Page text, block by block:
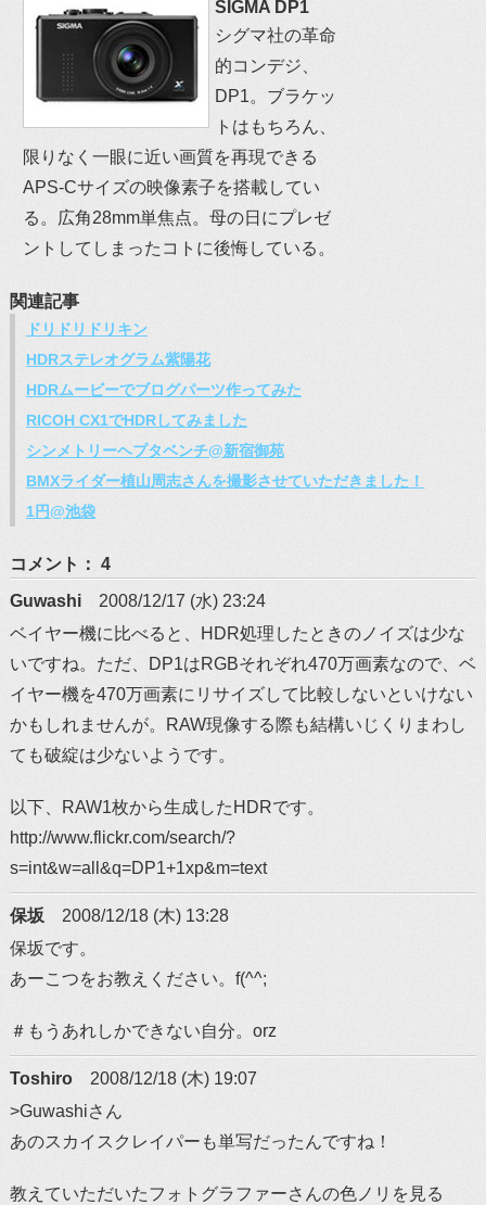
SIGMA DP1
シグマ社の革命
的コンデジ、
DP1。ブラケッ
トはもちろん、
限りなく一眼に近い画質を再現できる
APS-Cサイズの映像素子を搭載してい
る。広角28mm単焦点。母の日にプレゼ
ントしてしまったコトに後悔している。
関連記事
ドリドリドリキン
HDRステレオグラム紫陽花
HDRムービーでブログパーツ作ってみた
RICOH CX1でHDRしてみました
シンメトリーヘプタベンチ@新宿御苑
BMXライダー植山周志さんを撮影させていただきました！
1円@池袋
コメント： 4
Guwashi 2008/12/17 (水) 23:24
ベイヤー機に比べると、HDR処理したときのノイズは少な
いですね。ただ、DP1はRGBそれぞれ470万画素なので、ベ
イヤー機を470万画素にリサイズして比較しないといけない
かもしれませんが。RAW現像する際も結構いじくりまわし
ても破綻は少ないようです。
以下、RAW1枚から生成したHDRです。
http://www.flickr.com/search/?
s=int&w=all&q=DP1+1xp&m=text
保坂 2008/12/18 (木) 13:28
保坂です。
あーこつをお教えください。f(^^;
＃もうあれしかできない自分。orz
Toshiro 2008/12/18 (木) 19:07
>Guwashiさん
あのスカイスクレイパーも単写だったんですね！
教えていただいたフォトグラファーさんの色ノリを見る